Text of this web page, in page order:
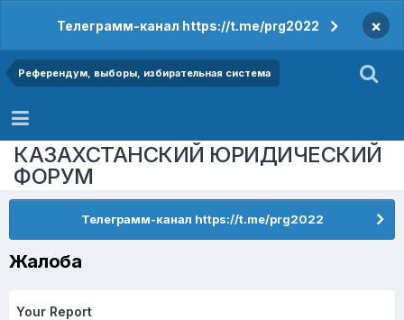
Телеграмм-канал https://t.me/prg2022 ×
Референдум, выборы, избирательная система
КАЗАХСТАНСКИЙ ЮРИДИЧЕСКИЙ
ФОРУМ
Телеграмм-канал https://t.me/prg2022
Жалоба
Your Report